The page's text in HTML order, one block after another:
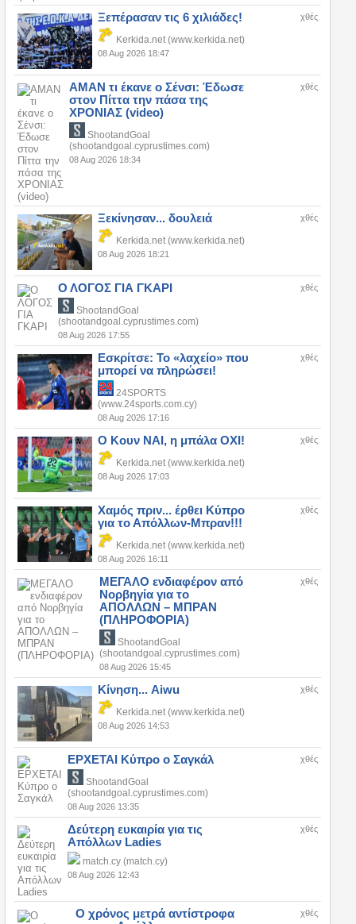
Ξεπέρασαν τις 6 χιλιάδες!
Kerkida.net (www.kerkida.net)
08 Aug 2026 18:47
χθές
ΑΜΑΝ τι έκανε ο Σένσι: Έδωσε
στον Πίττα την πάσα της
ΧΡΟΝΙΑΣ (video)
ShootandGoal
(shootandgoal.cyprustimes.com)
08 Aug 2026 18:34
χθές
Ξεκίνησαν... δουλειά
Kerkida.net (www.kerkida.net)
08 Aug 2026 18:21
χθές
Ο ΛΟΓΟΣ ΓΙΑ ΓΚΑΡΙ
ShootandGoal
(shootandgoal.cyprustimes.com)
08 Aug 2026 17:55
χθές
Εσκρίτσε: Το «λαχείο» που
μπορεί να πληρώσει!
24SPORTS
(www.24sports.com.cy)
08 Aug 2026 17:16
χθές
Ο Κουν ΝΑΙ, η μπάλα ΟΧΙ!
Kerkida.net (www.kerkida.net)
08 Aug 2026 17:03
χθές
Χαμός πριν... έρθει Κύπρο
για το Απόλλων-Μπραν!!!
Kerkida.net (www.kerkida.net)
08 Aug 2026 16:11
χθές
ΜΕΓΑΛΟ ενδιαφέρον από
Νορβηγία για το
ΑΠΟΛΛΩΝ – ΜΠΡΑΝ
(ΠΛΗΡΟΦΟΡΙΑ)
ShootandGoal
(shootandgoal.cyprustimes.com)
08 Aug 2026 15:45
χθές
Κίνηση... Aiwu
Kerkida.net (www.kerkida.net)
08 Aug 2026 14:53
χθές
ΕΡΧΕΤΑΙ Κύπρο ο Σαγκάλ
ShootandGoal
(shootandgoal.cyprustimes.com)
08 Aug 2026 13:35
χθές
Δεύτερη ευκαιρία για τις
Απόλλων Ladies
match.cy (match.cy)
08 Aug 2026 12:43
χθές
Ο χρόνος μετρά αντίστροφα
χθές